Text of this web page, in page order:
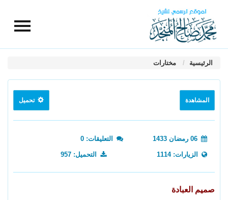
الرئيسية مختارات
المشاهدة تحميل
التعليقات: 0
الزيارات: 1114 التحميل: 957
صميم العبادة